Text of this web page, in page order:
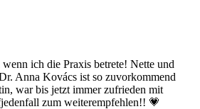
ich die Praxis betrete! Nette und
Anna Kovács ist so zuvorkommend
war bis jetzt immer zufrieden mit
zum weiterempfehlen!! 💗